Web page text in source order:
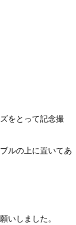
をとって記念撮
ルの上に置いてあ
いしました。